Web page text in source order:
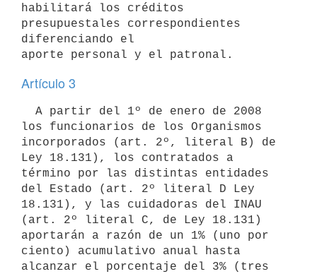
habilitará los créditos
presupuestales correspondientes
diferenciando el
Artículo 3
los funcionarios de los Organismos
incorporados (art. 2º, literal B) de
Ley 18.131), los contratados a
término por las distintas entidades
del Estado (art. 2º literal D Ley
18.131), y las cuidadoras del INAU
(art. 2º literal C, de Ley 18.131)
aportarán a razón de un 1% (uno por
ciento) acumulativo anual hasta
alcanzar el porcentaje del 3% (tres